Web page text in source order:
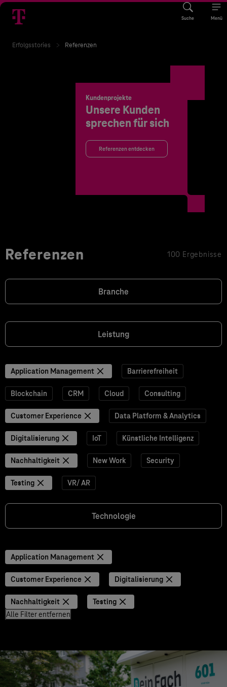
Suche Menü
Erfolgsstories Referenzen
Kundenprojekte
Unsere Kunden
sprechen für sich
Referenzen entdecken
Referenzen 100 Ergebnisse
Branche
Leistung
Application Management Barrierefreiheit
Blockchain CRM Cloud Consulting
Customer Experience Data Platform & Analytics
Digitalisierung IoT Künstliche Intelligenz
Nachhaltigkeit New Work Security
Testing VR/ AR
Technologie
Application Management
Customer Experience Digitalisierung
Nachhaltigkeit
Testing
Alle Filter entfernen